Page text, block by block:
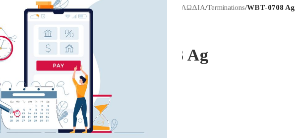
ΚΑΛΩΔΙΑ/Terminations/WBT-0708 Ag
WBT-0708 Ag
WBT-0708 Ag